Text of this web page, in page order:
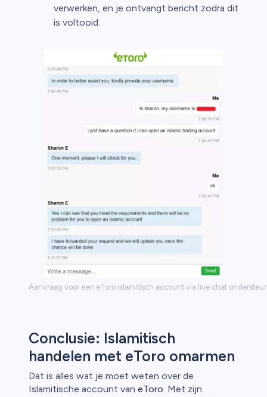
verwerken, en je ontvangt bericht zodra dit
is voltooid.
Aanvraag voor een eToro islamitisch account via live chat
Conclusie: Islamitisch
handelen met eToro omarmen
Dat is alles wat je moet weten over de
Islamitische account van eToro. Met zijn